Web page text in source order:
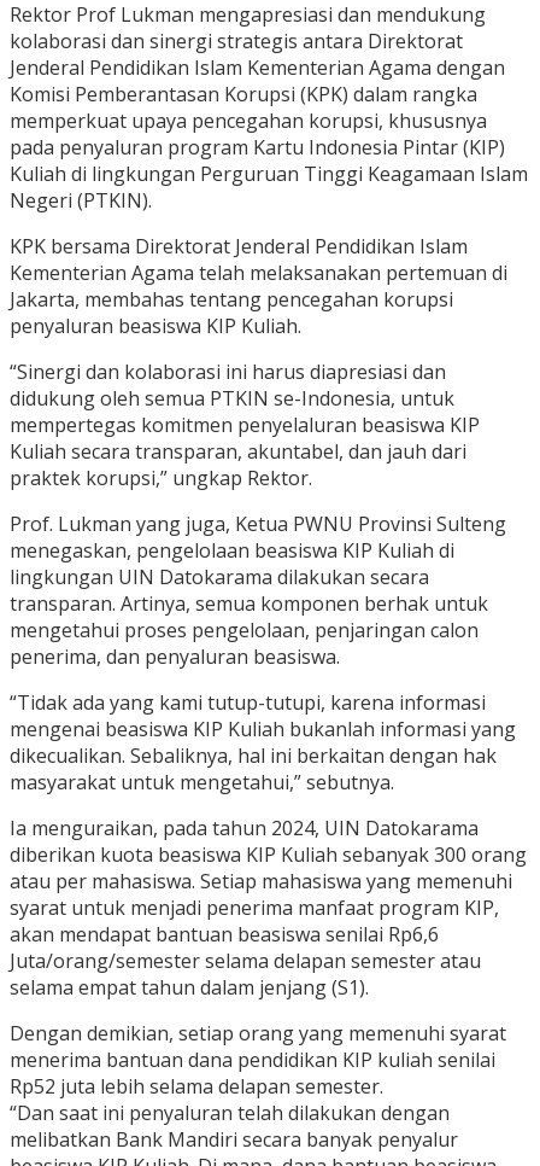
Rektor Prof Lukman mengapresiasi dan mendukung
kolaborasi dan sinergi strategis antara Direktorat
Jenderal Pendidikan Islam Kementerian Agama dengan
Komisi Pemberantasan Korupsi (KPK) dalam rangka
memperkuat upaya pencegahan korupsi, khususnya
pada penyaluran program Kartu Indonesia Pintar (KIP)
Kuliah di lingkungan Perguruan Tinggi Keagamaan Islam
Negeri (PTKIN).
KPK bersama Direktorat Jenderal Pendidikan Islam
Kementerian Agama telah melaksanakan pertemuan di
Jakarta, membahas tentang pencegahan korupsi
penyaluran beasiswa KIP Kuliah.
“Sinergi dan kolaborasi ini harus diapresiasi dan
didukung oleh semua PTKIN se-Indonesia, untuk
mempertegas komitmen penyelaluran beasiswa KIP
Kuliah secara transparan, akuntabel, dan jauh dari
praktek korupsi,” ungkap Rektor.
Prof. Lukman yang juga, Ketua PWNU Provinsi Sulteng
menegaskan, pengelolaan beasiswa KIP Kuliah di
lingkungan UIN Datokarama dilakukan secara
transparan. Artinya, semua komponen berhak untuk
mengetahui proses pengelolaan, penjaringan calon
penerima, dan penyaluran beasiswa.
“Tidak ada yang kami tutup-tutupi, karena informasi
mengenai beasiswa KIP Kuliah bukanlah informasi yang
dikecualikan. Sebaliknya, hal ini berkaitan dengan hak
masyarakat untuk mengetahui,” sebutnya.
Ia menguraikan, pada tahun 2024, UIN Datokarama
diberikan kuota beasiswa KIP Kuliah sebanyak 300 orang
atau per mahasiswa. Setiap mahasiswa yang memenuhi
syarat untuk menjadi penerima manfaat program KIP,
akan mendapat bantuan beasiswa senilai Rp6,6
Juta/orang/semester selama delapan semester atau
selama empat tahun dalam jenjang (S1).
Dengan demikian, setiap orang yang memenuhi syarat
menerima bantuan dana pendidikan KIP kuliah senilai
Rp52 juta lebih selama delapan semester.
“Dan saat ini penyaluran telah dilakukan dengan
melibatkan Bank Mandiri secara banyak penyalur